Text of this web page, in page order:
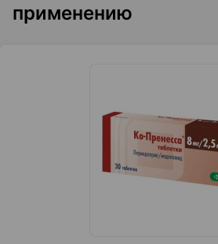
применению